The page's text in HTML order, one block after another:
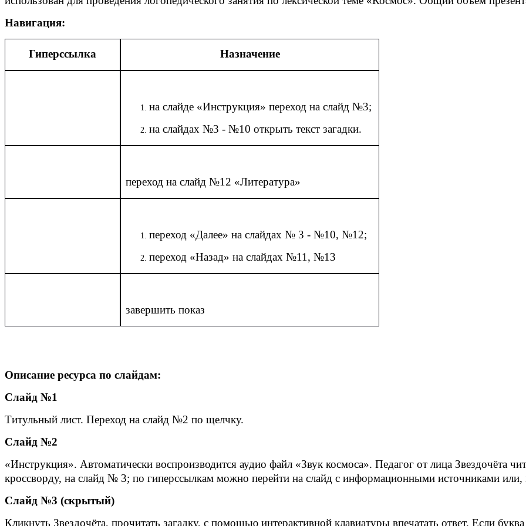
Навигация:
Гиперссылка Назначение
на слайде «Инструкция» переход на слайд №3;
на слайдах №3 - №10 открыть текст загадки.
переход на слайд №12 «Литература»
переход «Далее» на слайдах № 3 - №10, №12;
переход «Назад» на слайдах №11, №13
завершить показ
Описание ресурса по слайдам:
Слайд №1
Титульный лист. Переход на слайд №2 по щелчку.
Слайд №2
«Инструкция». Автоматически воспроизводится аудио файл «Звук космоса». Педагог от лица Звездочёта
кроссворду, на слайд № 3; по гиперссылкам можно перейти на слайд с информационными источниками
Слайд №3 (скрытый)
Кликнуть Звездочёта, прочитать загадку, с помощью интерактивной клавиатуры впечатать ответ. Если